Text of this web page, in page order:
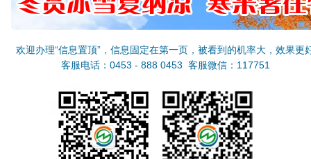
欢迎办理“信息置顶”，信息固定在第一页，被看到的机率大，效果更
客服电话：0453 - 888 0453 客服微信：117751